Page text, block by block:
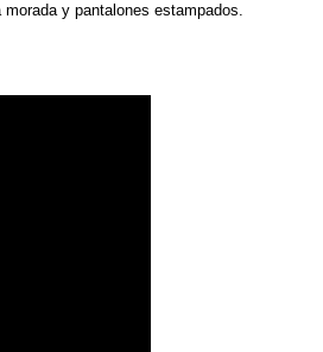
y pantalones estampados.